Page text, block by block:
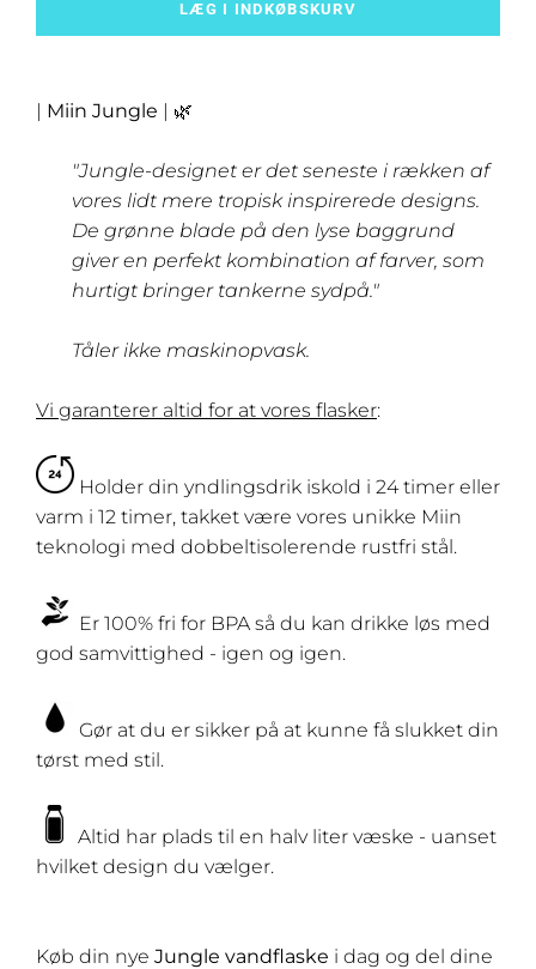
LÆG I INDKØBSKURV
| Miin Jungle | 🌿
"Jungle-designet er det seneste i rækken af
vores lidt mere tropisk inspirerede designs.
De grønne blade på den lyse baggrund
giver en perfekt kombination af farver, som
hurtigt bringer tankerne sydpå."
Tåler ikke maskinopvask.
Vi garanterer altid for at vores flasker:
Holder din yndlingsdrik iskold i 24 timer eller
varm i 12 timer, takket være vores unikke Miin
teknologi med dobbeltisolerende rustfri stål.
Er 100% fri for BPA så du kan drikke løs med
god samvittighed - igen og igen.
Gør at du er sikker på at kunne få slukket din
tørst med stil.
Altid har plads til en halv liter væske - uanset
hvilket design du vælger.
Køb din nye Jungle vandflaske i dag og del dine